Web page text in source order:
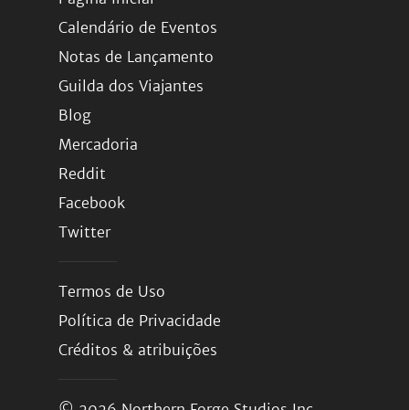
Calendário de Eventos
Notas de Lançamento
Guilda dos Viajantes
Blog
Mercadoria
Reddit
Facebook
Twitter
Termos de Uso
Política de Privacidade
Créditos & atribuições